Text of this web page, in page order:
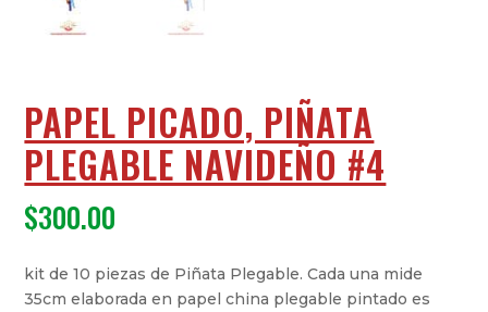
PAPEL PICADO, PIÑATA
PLEGABLE NAVIDEÑO #4
$300.00
kit de 10 piezas de Piñata Plegable. Cada una mide
35cm elaborada en papel china plegable pintado es